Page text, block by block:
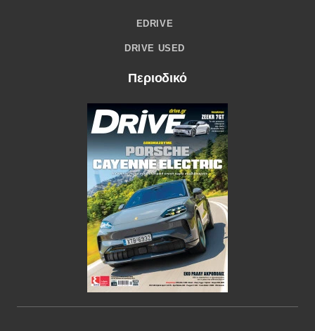
EDRIVE
DRIVE USED
Περιοδικό